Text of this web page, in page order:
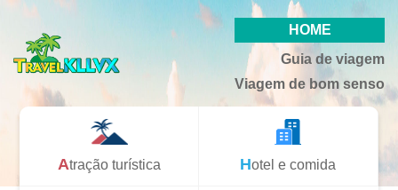
HOME
Guia de viagem
Viagem de bom senso
Atração turística Hotel e comida